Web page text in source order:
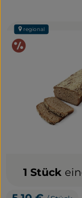
1 Stück
regional